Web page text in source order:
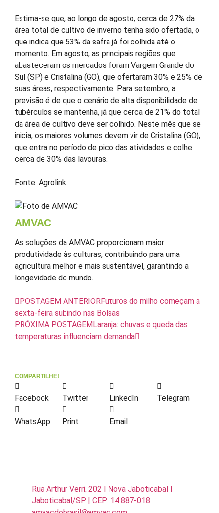
Estima-se que, ao longo de agosto, cerca de 27% da
área total de cultivo de inverno tenha sido ofertada, o
que indica que 53% da safra já foi colhida até o
momento. Em agosto, as principais regiões que
abasteceram os mercados foram Vargem Grande do
Sul (SP) e Cristalina (GO), que ofertaram 30% e 25% de
suas áreas, respectivamente. Para setembro, a
previsão é de que o cenário de alta disponibilidade de
tubérculos se mantenha, já que cerca de 21% do total
da área de cultivo deve ser colhido. Neste mês que se
inicia, os maiores volumes devem vir de Cristalina (GO),
que entra no período de pico das atividades e colhe
cerca de 30% das lavouras.
Fonte: Agrolink
AMVAC
As soluções da AMVAC proporcionam maior
produtividade às culturas, contribuindo para uma
agricultura melhor e mais sustentável, garantindo a
longevidade do mundo.
POSTAGEM ANTERIORFuturos do milho começam a
sexta-feira subindo nas Bolsas
PRÓXIMA POSTAGEMLaranja: chuvas e queda das
temperaturas influenciam demanda
COMPARTILHE!
Facebook Twitter LinkedIn Telegram
WhatsApp Print Email
Rua Arthur Verri, 202 | Nova Jaboticabal |
Jaboticabal/SP | CEP: 14.887-018